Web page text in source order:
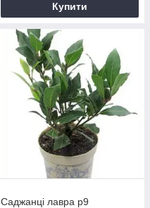
Купити
Саджанці лавра р9